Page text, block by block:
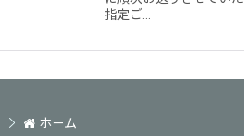
指定ご…
ホーム